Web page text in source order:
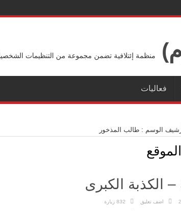
منظمة إئتلافية تضمن مجموعة من التنظيمات
فعاليات
الوسم : طالب المذخور
الكذبة الكبرى
اضف تعليق 832 زيارة